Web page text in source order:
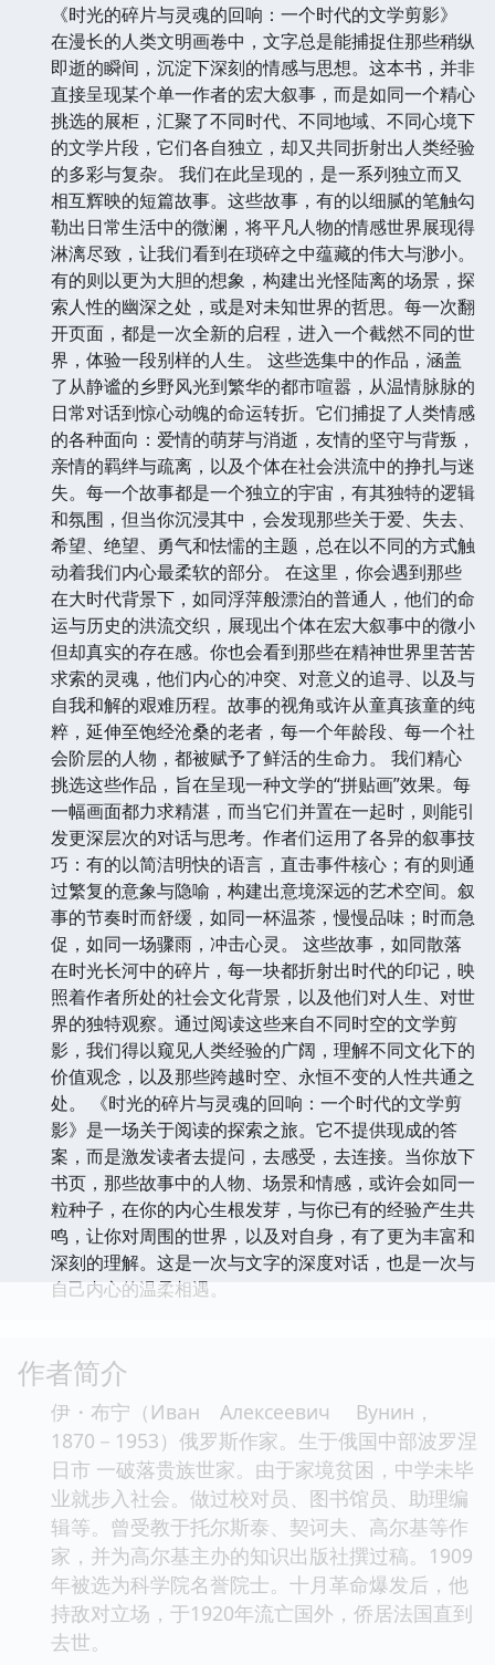
《时光的碎片与灵魂的回响：一个时代的文学剪影》
在漫长的人类文明画卷中，文字总是能捕捉住那些稍纵
即逝的瞬间，沉淀下深刻的情感与思想。这本书，并非
直接呈现某个单一作者的宏大叙事，而是如同一个精心
挑选的展柜，汇聚了不同时代、不同地域、不同心境下
的文学片段，它们各自独立，却又共同折射出人类经验
的多彩与复杂。 我们在此呈现的，是一系列独立而又
相互辉映的短篇故事。这些故事，有的以细腻的笔触勾
勒出日常生活中的微澜，将平凡人物的情感世界展现得
淋漓尽致，让我们看到在琐碎之中蕴藏的伟大与渺小。
有的则以更为大胆的想象，构建出光怪陆离的场景，探
索人性的幽深之处，或是对未知世界的哲思。每一次翻
开页面，都是一次全新的启程，进入一个截然不同的世
界，体验一段别样的人生。 这些选集中的作品，涵盖
了从静谧的乡野风光到繁华的都市喧嚣，从温情脉脉的
日常对话到惊心动魄的命运转折。它们捕捉了人类情感
的各种面向：爱情的萌芽与消逝，友情的坚守与背叛，
亲情的羁绊与疏离，以及个体在社会洪流中的挣扎与迷
失。每一个故事都是一个独立的宇宙，有其独特的逻辑
和氛围，但当你沉浸其中，会发现那些关于爱、失去、
希望、绝望、勇气和怯懦的主题，总在以不同的方式触
动着我们内心最柔软的部分。 在这里，你会遇到那些
在大时代背景下，如同浮萍般漂泊的普通人，他们的命
运与历史的洪流交织，展现出个体在宏大叙事中的微小
但却真实的存在感。你也会看到那些在精神世界里苦苦
求索的灵魂，他们内心的冲突、对意义的追寻、以及与
自我和解的艰难历程。故事的视角或许从童真孩童的纯
粹，延伸至饱经沧桑的老者，每一个年龄段、每一个社
会阶层的人物，都被赋予了鲜活的生命力。 我们精心
挑选这些作品，旨在呈现一种文学的“拼贴画”效果。每
一幅画面都力求精湛，而当它们并置在一起时，则能引
发更深层次的对话与思考。作者们运用了各异的叙事技
巧：有的以简洁明快的语言，直击事件核心；有的则通
过繁复的意象与隐喻，构建出意境深远的艺术空间。叙
事的节奏时而舒缓，如同一杯温茶，慢慢品味；时而急
促，如同一场骤雨，冲击心灵。 这些故事，如同散落
在时光长河中的碎片，每一块都折射出时代的印记，映
照着作者所处的社会文化背景，以及他们对人生、对世
界的独特观察。通过阅读这些来自不同时空的文学剪
影，我们得以窥见人类经验的广阔，理解不同文化下的
价值观念，以及那些跨越时空、永恒不变的人性共通之
处。 《时光的碎片与灵魂的回响：一个时代的文学剪
影》是一场关于阅读的探索之旅。它不提供现成的答
案，而是激发读者去提问，去感受，去连接。当你放下
书页，那些故事中的人物、场景和情感，或许会如同一
粒种子，在你的内心生根发芽，与你已有的经验产生共
鸣，让你对周围的世界，以及对自身，有了更为丰富和
深刻的理解。这是一次与文字的深度对话，也是一次与
自己内心的温柔相遇。
作者简介
伊・布宁（Иван Алексеевич Вунин，
1870－1953）俄罗斯作家。生于俄国中部波罗涅
日市 一破落贵族世家。由于家境贫困，中学未毕
业就步入社会。做过校对员、图书馆员、助理编
辑等。曾受教于托尔斯泰、契诃夫、高尔基等作
家，并为高尔基主办的知识出版社撰过稿。1909
年被选为科学院名誉院士。十月革命爆发后，他
持敌对立场，于1920年流亡国外，侨居法国直到
去世。